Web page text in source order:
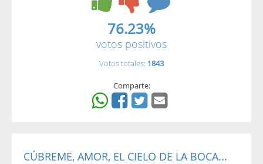
76.23%
votos positivos
Votos totales: 1843
Comparte:
CÚBREME, AMOR, EL CIELO DE LA BOCA...